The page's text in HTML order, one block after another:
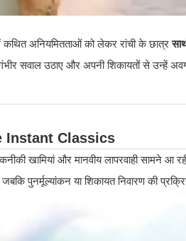
कथित अनियमितताओं को लेकर रांची के छात्र
सवाल उठाए और अपनी शिकायतों से उन्हें
खामियां और मानवीय लापरवाही सामने
पुनर्मूल्यांकन या शिकायत निवारण की